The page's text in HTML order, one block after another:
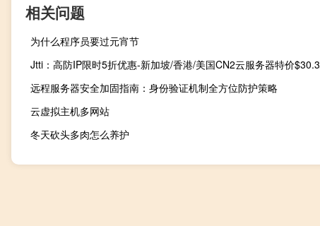
相关问题
为什么程序员要过元宵节
远程服务器安全加固指南：身份验证机制全方位防护策略
云虚拟主机多网站
冬天砍头多肉怎么养护